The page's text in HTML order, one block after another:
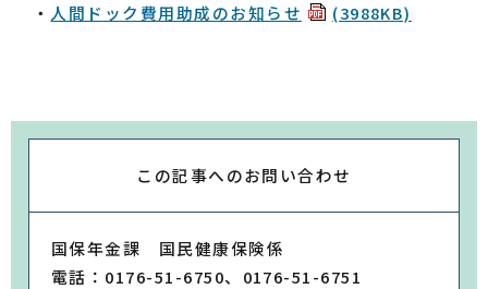
・ 人間ドック費用助成のお知らせ (3988KB)
この記事へのお問い合わせ
国保年金課 国民健康保険係
電話：0176-51-6750、0176-51-6751